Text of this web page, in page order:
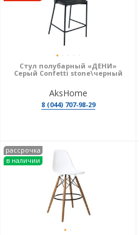
Стул полубарный «ДЕНИ»
Серый Confetti stone\черный
AksHome
8 (044) 707-98-29
рассрочка
в наличии